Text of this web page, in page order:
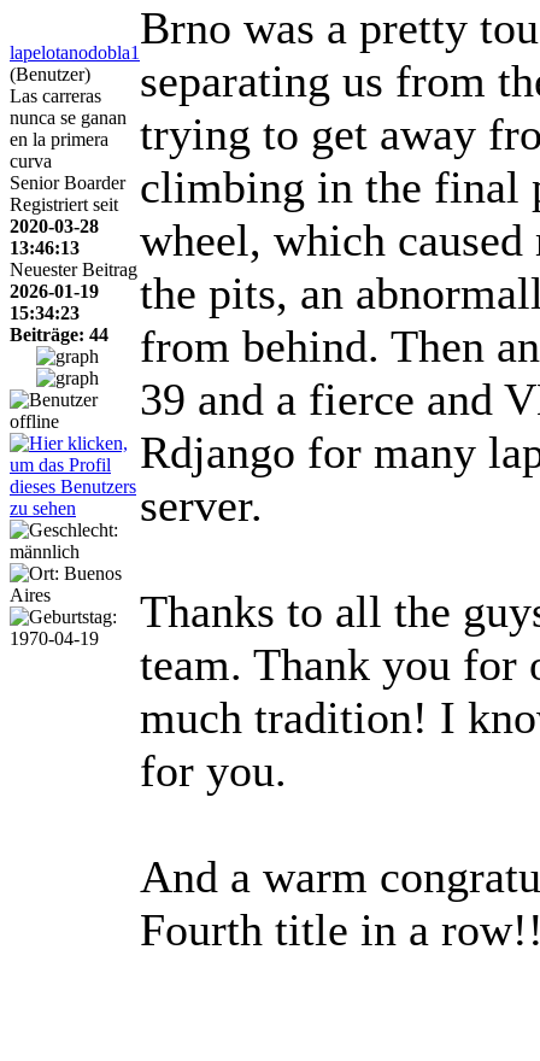
lapelotanodobla1
(Benutzer)
Las carreras
nunca se ganan
en la primera
curva
Senior Boarder
Registriert seit
2020-03-28
13:46:13
Neuester Beitrag
2026-01-19
15:34:23
Beiträge: 44
Brno was a pretty
separating us from
trying to get away
climbing in the final
wheel, which
the pits, an
from behind. Then
39 and a fierce and
Rdjango for many
server.
Thanks to all the
team. Thank you for
much tradition! I
for you.
And a warm
Fourth title in a